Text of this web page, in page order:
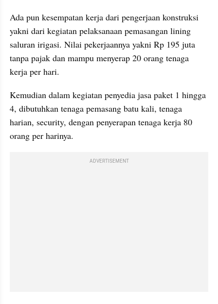
Ada pun kesempatan kerja dari pengerjaan konstruksi
yakni dari kegiatan pelaksanaan pemasangan lining
saluran irigasi. Nilai pekerjaannya yakni Rp 195 juta
tanpa pajak dan mampu menyerap 20 orang tenaga
kerja per hari.
Kemudian dalam kegiatan penyedia jasa paket 1 hingga
4, dibutuhkan tenaga pemasang batu kali, tenaga
harian, security, dengan penyerapan tenaga kerja 80
orang per harinya.
ADVERTISEMENT